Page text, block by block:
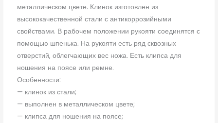
металлическом цвете. Клинок изготовлен из
высококачественной стали с антикоррозийными
свойствами. В рабочем положении рукояти соединятся с
помощью шпенька. На рукояти есть ряд сквозных
отверстий, облегчающих вес ножа. Есть клипса для
ношения на поясе или ремне.
Особенности:
— клинок из стали;
— выполнен в металлическом цвете;
— клипса для ношения на поясе;